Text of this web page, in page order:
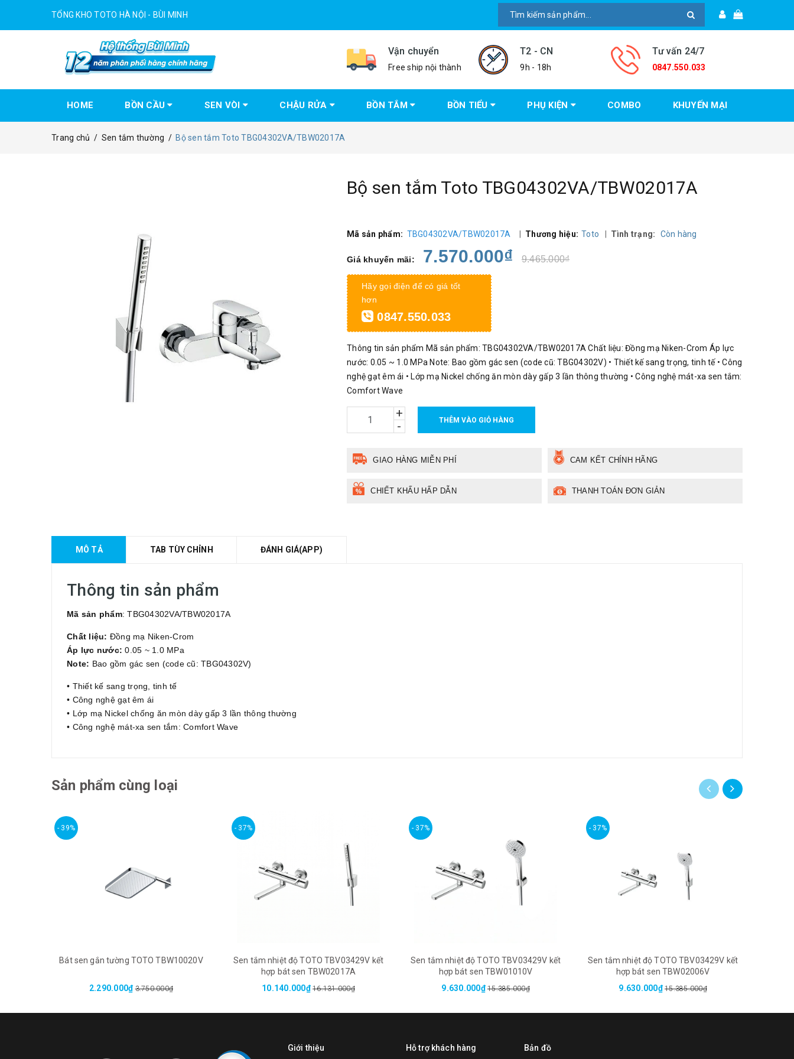
TỔNG KHO TOTO HÀ NỘI - BÙI MINH
Vận chuyển
Free ship nội thành
T2 - CN
9h - 18h
Tư vấn 24/7
0847.550.033
HOME BỒN CẦU SEN VÒI CHẬU RỬA BỒN TẮM BỒN TIỂU PHỤ KIỆN COMBO KHUYẾN MẠI
Trang chủ / Sen tắm thường / Bộ sen tắm Toto TBG04302VA/TBW02017A
Bộ sen tắm Toto TBG04302VA/TBW02017A
Mã sản phẩm: TBG04302VA/TBW02017A Thương hiệu: Toto Tình trạng: Còn hàng
Giá khuyến mãi: 7.570.000₫ 9.465.000₫
Hãy gọi điện để có giá tốt
hơn
0847.550.033
Thông tin sản phẩm Mã sản phẩm: TBG04302VA/TBW02017A Chất liệu: Đồng mạ Niken-Crom Áp lực
nước: 0.05 ~ 1.0 MPa Note: Bao gồm gác sen (code cũ: TBG04302V) • Thiết kế sang trọng, tinh tế • Công
nghệ gạt êm ái • Lớp mạ Nickel chống ăn mòn dày gấp 3 lần thông thường • Công nghệ mát-xa sen tắm:
Comfort Wave
+
-
THÊM VÀO GIỎ HÀNG
GIAO HÀNG MIỄN PHÍ CAM KẾT CHÍNH HÃNG
CHIẾT KHẤU HẤP DẪN THANH TOÁN ĐƠN GIẢN
MÔ TẢ TAB TÙY CHỈNH ĐÁNH GIÁ(APP)
Thông tin sản phẩm
Mã sản phẩm: TBG04302VA/TBW02017A
Chất liệu: Đồng mạ Niken-Crom
Áp lực nước: 0.05 ~ 1.0 MPa
Note: Bao gồm gác sen (code cũ: TBG04302V)
• Thiết kế sang trọng, tinh tế
• Công nghệ gạt êm ái
• Lớp mạ Nickel chống ăn mòn dày gấp 3 lần thông thường
• Công nghệ mát-xa sen tắm: Comfort Wave
Sản phẩm cùng loại
- 39%
Bát sen gắn tường TOTO TBW10020V
2.290.000₫ 3.750.000₫
- 37%
Sen tắm nhiệt độ TOTO TBV03429V kết
hợp bát sen TBW02017A
10.140.000₫ 16.131.000₫
- 37%
Sen tắm nhiệt độ TOTO TBV03429V kết
hợp bát sen TBW01010V
9.630.000₫ 15.385.000₫
- 37%
Sen tắm nhiệt độ TOTO TBV03429V kết
hợp bát sen TBW02006V
9.630.000₫ 15.385.000₫
Giới thiệu Hỗ trợ khách hàng Bản đồ